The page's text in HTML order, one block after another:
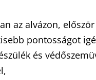
az alvázon,
pontosságot
és